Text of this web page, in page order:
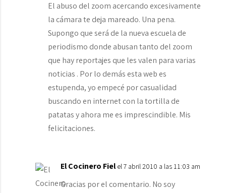
El abuso del zoom acercando excesivamente
la cámara te deja mareado. Una pena.
Supongo que será de la nueva escuela de
periodismo donde abusan tanto del zoom
que hay reportajes que les valen para varias
noticias . Por lo demás esta web es
estupenda, yo empecé por casualidad
buscando en internet con la tortilla de
patatas y ahora me es imprescindible. Mis
felicitaciones.
El Cocinero Fiel el 7 abril 2010 a las 11:03 am
Gracias por el comentario. No soy